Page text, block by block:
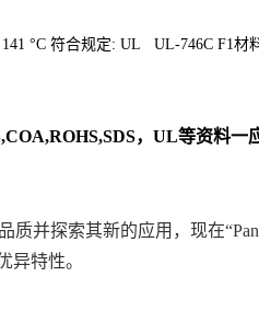
°C 符合规定: UL UL-746C F1
，UL等资料一
并探索其新的应用，现在
异特性。